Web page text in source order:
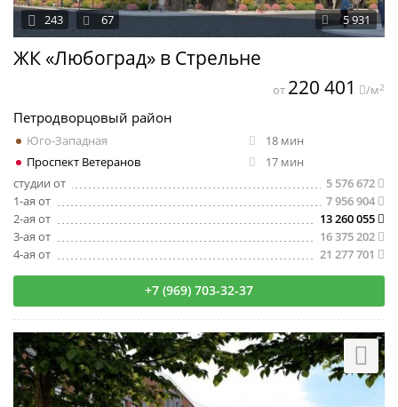
ЖК «Любоград» в Стрельне
5 931
243 67
Петродворцовый район
Юго-Западная
18 мин
Проспект Ветеранов
17 мин
студии от
5 576 672
1-ая от
7 956 904
2-ая от
13 260 055
3-ая от
16 375 202
4-ая от
21 277 701
от 220 401 /м2
+7 (969) 703-32-37